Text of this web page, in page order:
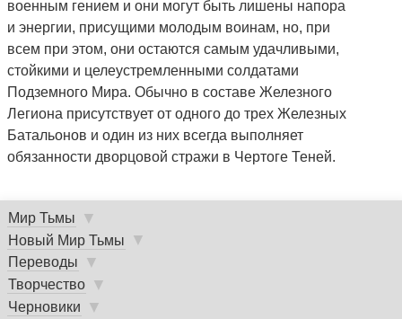
военным гением и они могут быть лишены напора
и энергии, присущими молодым воинам, но, при
всем при этом, они остаются самым удачливыми,
стойкими и целеустремленными солдатами
Подземного Мира. Обычно в составе Железного
Легиона присутствует от одного до трех Железных
Батальонов и один из них всегда выполняет
обязанности дворцовой стражи в Чертоге Теней.
Главное
меню
Мир Тьмы ▼
Новый Мир Тьмы ▼
Переводы ▼
Творчество ▼
Черновики ▼